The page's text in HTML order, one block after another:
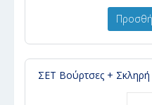
ΣΕΤ Βούρτσες +